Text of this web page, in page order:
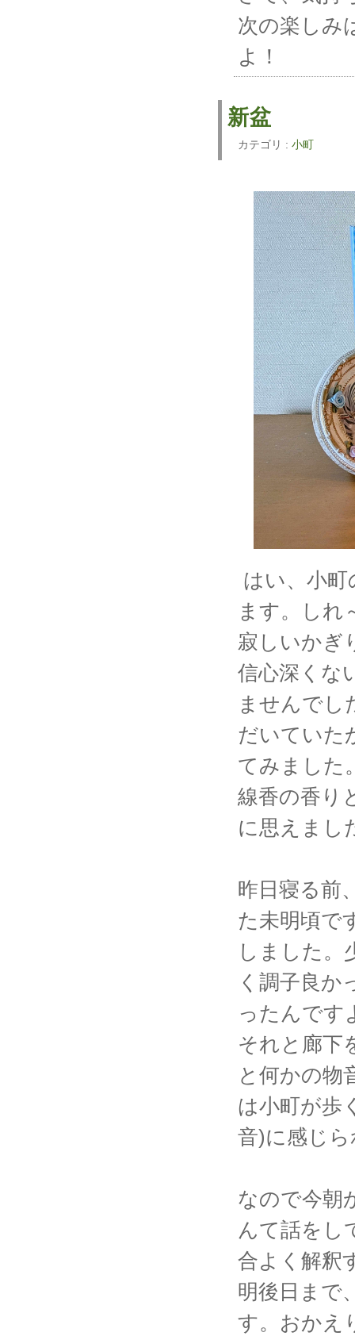
次の楽しみ
よ！
新盆
カテゴリ : 小町
はい、小
ます。しれ
寂しいかぎ
信心深くな
ませんでし
だいていた
てみました
線香の香り
に思えまし
昨日寝る前
た未明頃で
しました。
く調子良か
ったんです
それと廊下
と何かの物
は小町が歩
音)に感じ
なので今朝
んて話をし
合よく解
明後日まで
す。おかえ